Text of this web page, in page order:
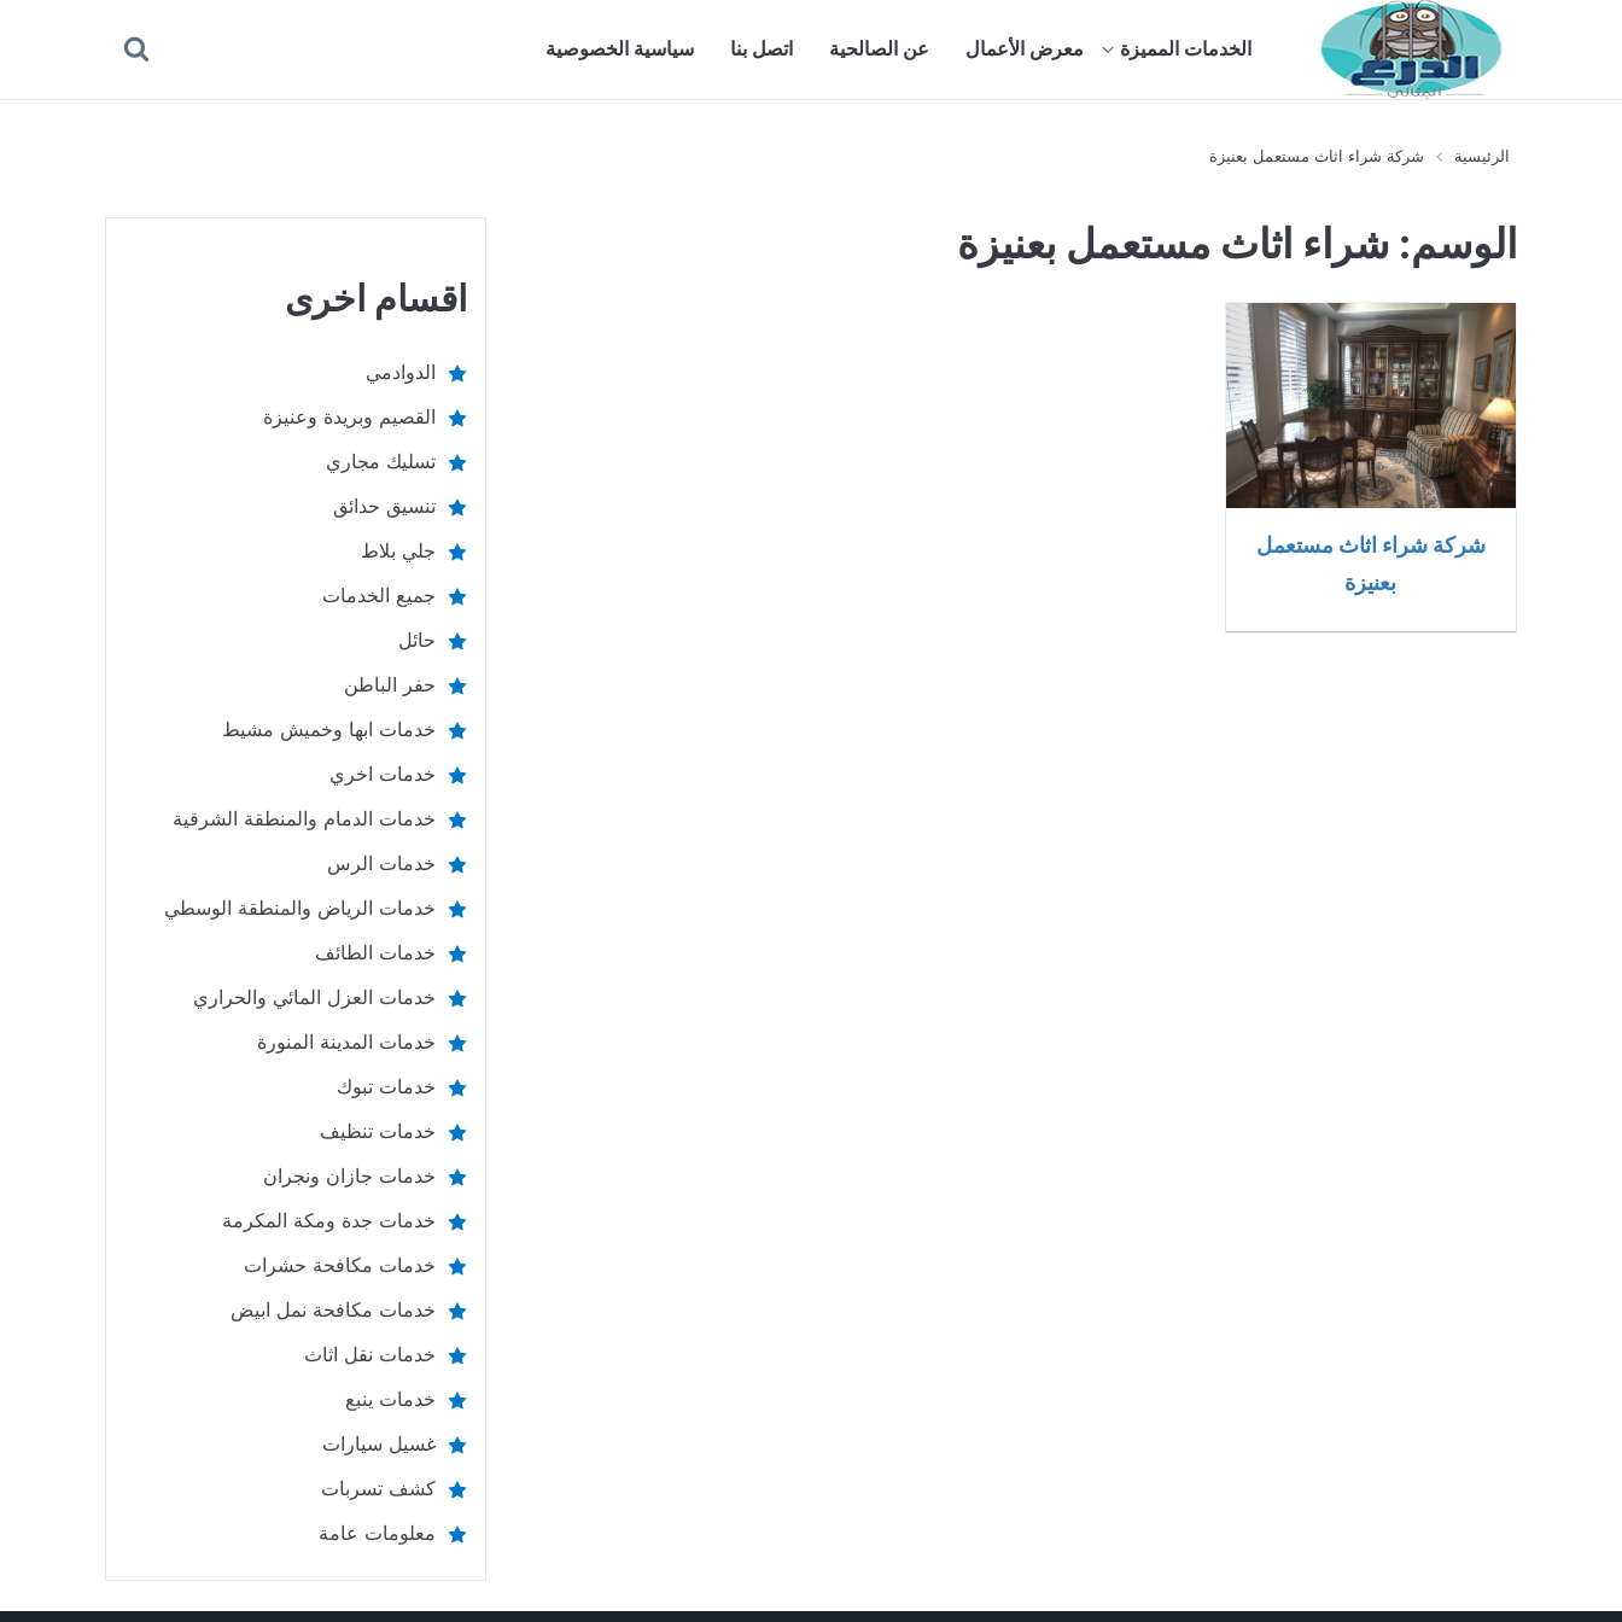
الخدمات المميزة معرض الأعمال عن الصالحية اتصل بنا سياسية الخصوصية
الرئيسية شركة شراء اثاث مستعمل بعنيزة
الوسم: شراء اثاث مستعمل بعنيزة
شركة شراء اثاث مستعمل
بعنيزة
اقسام اخرى
الدوادمي
القصيم وبريدة وعنيزة
تسليك مجاري
تنسيق حدائق
جلي بلاط
جميع الخدمات
حائل
حفر الباطن
خدمات ابها وخميش مشيط
خدمات اخري
خدمات الدمام والمنطقة الشرقية
خدمات الرس
خدمات الرياض والمنطقة الوسطي
خدمات الطائف
خدمات العزل المائي والحراري
خدمات المدينة المنورة
خدمات تبوك
خدمات تنظيف
خدمات جازان ونجران
خدمات جدة ومكة المكرمة
خدمات مكافحة حشرات
خدمات مكافحة نمل ابيض
خدمات نقل اثاث
خدمات ينبع
غسيل سيارات
كشف تسربات
معلومات عامة